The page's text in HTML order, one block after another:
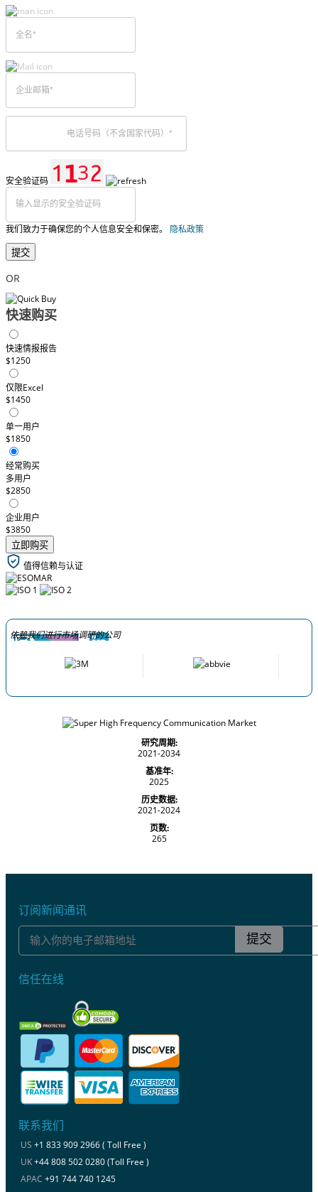
安全验证码
我们致力于确保您的个人信息安全和保密。 隐私政策
提交
OR
快速购买
快速情报报告
$1250
仅限Excel
$1450
单一用户
$1850
经常购买
多用户
$2850
企业用户
$3850
立即购买
值得信赖与认证
依赖我们进行市场调研的公司
研究周期:
2021-2034
基准年:
2025
历史数据:
2021-2024
页数:
265
订阅新闻通讯
提交
信任在线
联系我们
US +1 833 909 2966 ( Toll Free )
UK+44 808 502 0280 (Toll Free )
APAC +91 744 740 1245